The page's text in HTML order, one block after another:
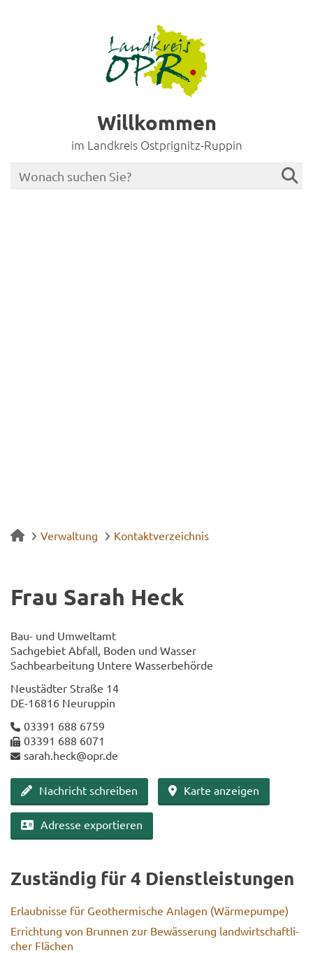
Willkommen
im Landkreis Ostprignitz-Ruppin
Verwaltung Kontaktverzeichnis
Frau Sarah Heck
Bau- und Um­welt­amt
Sach­ge­biet Ab­fall, Boden und Was­ser
Sach­be­ar­bei­tung Un­te­re Was­ser­be­hör­de
Neu­städ­ter Stra­ße 14
DE-​16816 Neu­rup­pin
03391 688 6759
03391 688 6071
sarah.heck@opr.de
Nach­richt schrei­ben Karte an­zei­gen
Adres­se ex­por­tie­ren
Zu­stän­dig für 4 Dienst­leis­tun­gen
Er­laub­nis­se für Geo­ther­mi­sche An­la­gen (Wär­me­pum­pe)
Er­rich­tung von Brun­nen zur Be­wäs­se­rung land­wirt­schaft­li­
cher Flä­chen